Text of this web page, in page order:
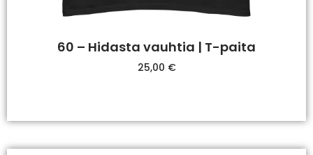
60 – Hidasta vauhtia | T-paita
25,00 €